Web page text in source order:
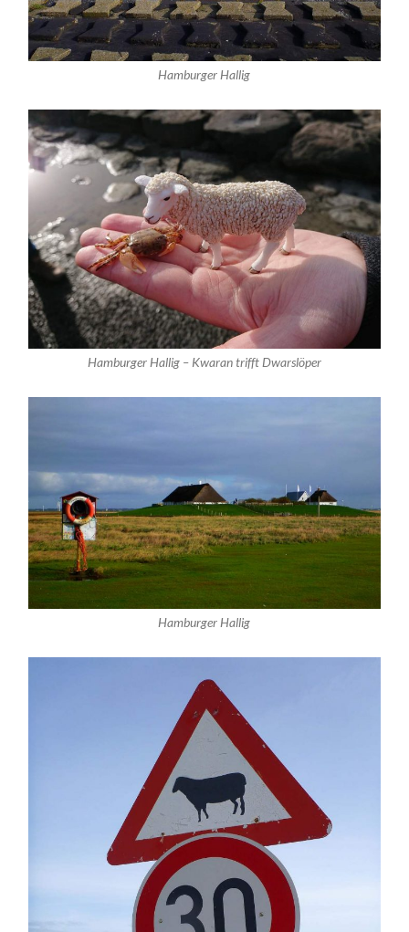
Hamburger Hallig
Hamburger Hallig – Kwaran trifft Dwarslöper
Hamburger Hallig